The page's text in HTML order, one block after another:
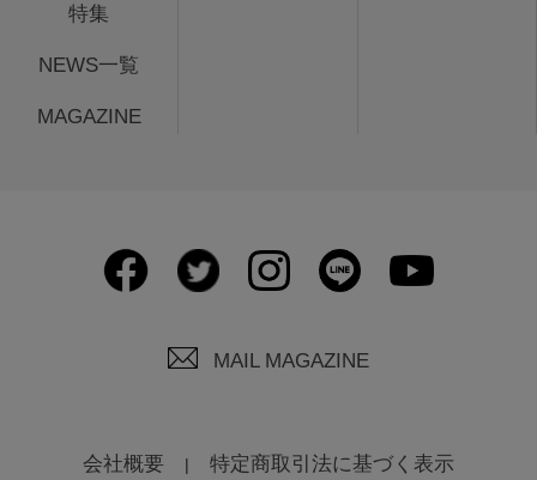
特集
NEWS一覧
MAGAZINE
MAIL MAGAZINE
会社概要 特定商取引法に基づく表示